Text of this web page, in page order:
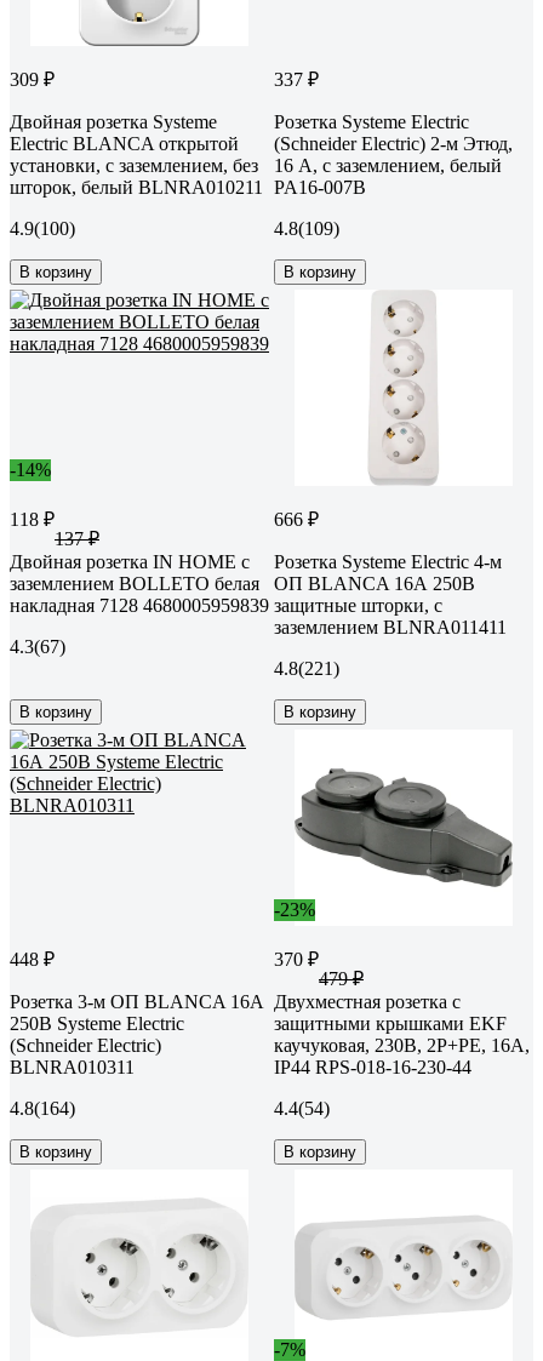
309 ₽
Двойная розетка Systeme
Electric BLANCA открытой
установки, с заземлением, без
шторок, белый BLNRA010211
4.9(100)
В корзину
337 ₽
Розетка Systeme Electric
(Schneider Electric) 2-м Этюд,
16 А, с заземлением, белый
PA16-007B
4.8(109)
В корзину
-14%
118 ₽
137 ₽
Двойная розетка IN HOME с
заземлением BOLLETO белая
накладная 7128 4680005959839
4.3(67)
В корзину
666 ₽
Розетка Systeme Electric 4-м
ОП BLANCA 16А 250В
защитные шторки, с
заземлением BLNRA011411
4.8(221)
В корзину
448 ₽
Розетка 3-м ОП BLANCA 16А
250В Systeme Electric
(Schneider Electric)
BLNRA010311
4.8(164)
В корзину
-23%
370 ₽
479 ₽
Двухместная розетка с
защитными крышками EKF
каучуковая, 230В, 2P+PE, 16A,
IP44 RPS-018-16-230-44
4.4(54)
В корзину
-7%